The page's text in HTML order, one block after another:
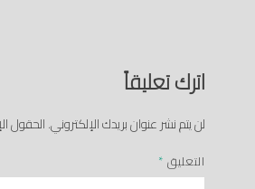
اترك تعليقاً
لن يتم نشر عنوان بريدك الإلكتروني.الحقول
التعليق *